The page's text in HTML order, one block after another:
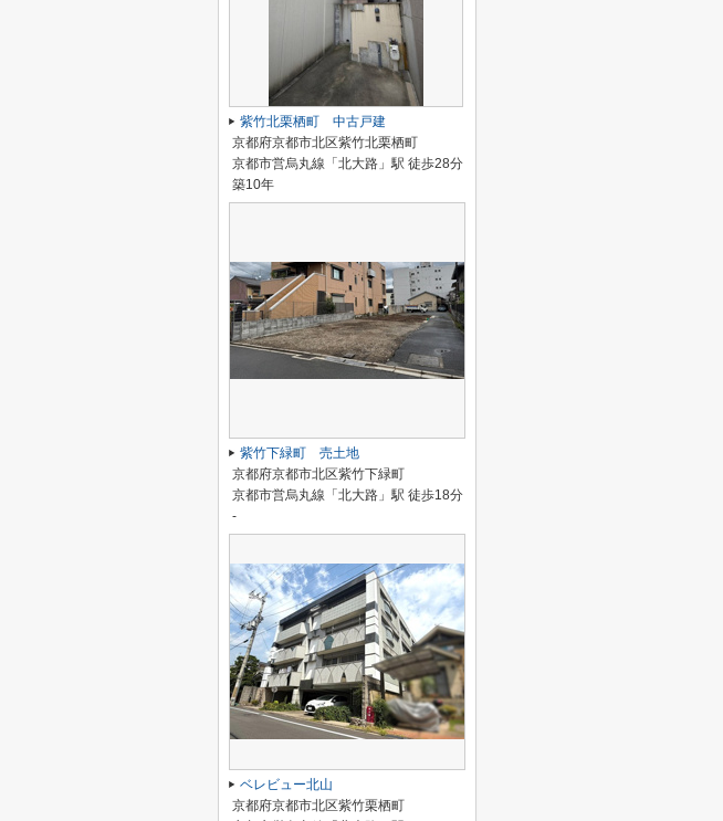
紫竹北栗栖町 中古戸建
京都府京都市北区紫竹北栗栖町
京都市営烏丸線「北大路」駅 徒歩28分
築10年
紫竹下緑町 売土地
京都府京都市北区紫竹下緑町
京都市営烏丸線「北大路」駅 徒歩18分
-
ベレビュー北山
京都府京都市北区紫竹栗栖町